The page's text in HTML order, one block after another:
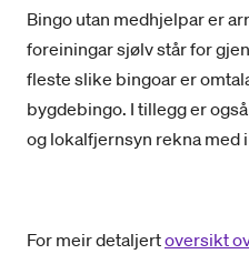
Bingo utan medhjelpar er
foreiningar sjølv står for
fleste slike bingoar er
bygdebingo. I tillegg er
og lokalfjernsyn rekna med
For meir detaljertoversikt